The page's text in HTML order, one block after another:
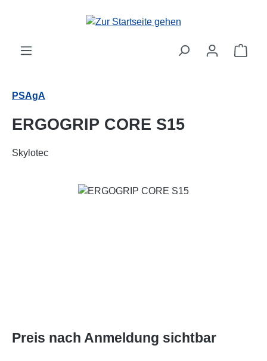
Zum Hauptinhalt springen
PSAgA
ERGOGRIP CORE S15
Skylotec
Bildergalerie überspringen
Preis nach Anmeldung sichtbar